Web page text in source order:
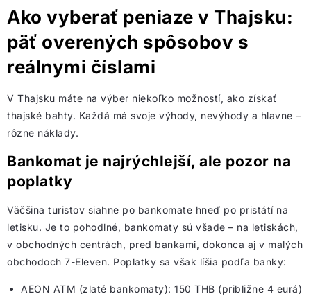
Ako vyberať peniaze v Thajsku:
päť overených spôsobov s
reálnymi číslami
V Thajsku máte na výber niekoľko možností, ako získať
thajské bahty. Každá má svoje výhody, nevýhody a hlavne –
rôzne náklady.
Bankomat je najrýchlejší, ale pozor na
poplatky
Väčšina turistov siahne po bankomate hneď po pristátí na
letisku. Je to pohodlné, bankomaty sú všade – na letiskách,
v obchodných centrách, pred bankami, dokonca aj v malých
obchodoch 7-Eleven. Poplatky sa však líšia podľa banky:
AEON ATM (zlaté bankomaty): 150 THB (približne 4 eurá)